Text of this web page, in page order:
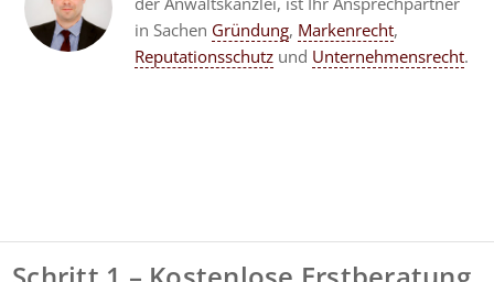
in Sachen Gründung, Markenrecht,
Reputationsschutzund Unternehmensrecht.